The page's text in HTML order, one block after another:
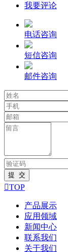
我要评论
电话咨询
短信咨询
邮件咨询
TOP
产品展示
应用领域
新闻中心
联系我们
关于我们